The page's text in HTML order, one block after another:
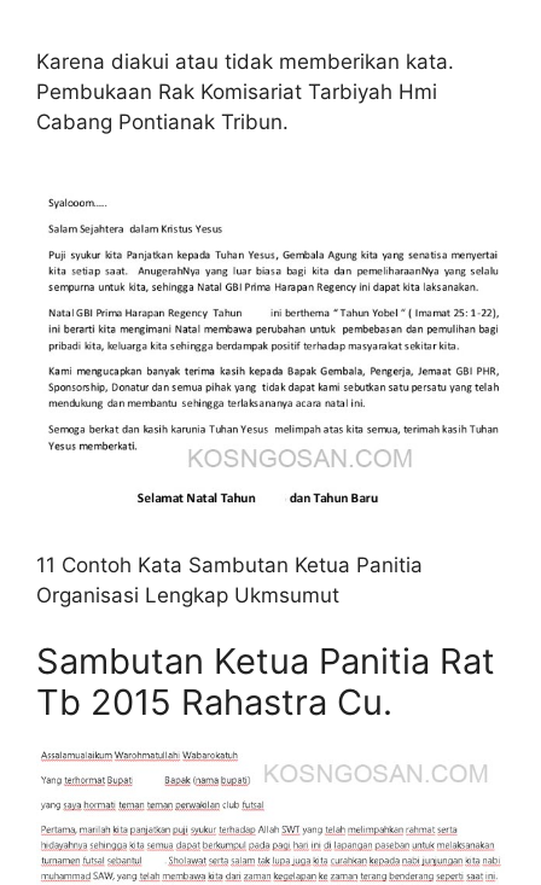
Karena diakui atau tidak memberikan kata.
Pembukaan Rak Komisariat Tarbiyah Hmi
Cabang Pontianak Tribun.
11 Contoh Kata Sambutan Ketua Panitia
Organisasi Lengkap Ukmsumut
Sambutan Ketua Panitia Rat
Tb 2015 Rahastra Cu.